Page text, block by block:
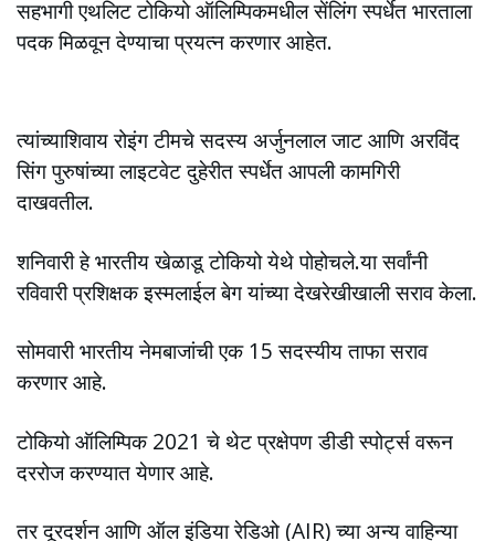
सहभागी एथलिट टोकियो ऑलिम्पिकमधील सेंलिंग स्पर्धेत भारताला
पदक मिळवून देण्याचा प्रयत्न करणार आहेत.
त्यांच्याशिवाय रोइंग टीमचे सदस्य अर्जुनलाल जाट आणि अरविंद
सिंग पुरुषांच्या लाइटवेट दुहेरीत स्पर्धेत आपली कामगिरी
दाखवतील.
शनिवारी हे भारतीय खेळाडू टोकियो येथे पोहोचले.या सर्वांनी
रविवारी प्रशिक्षक इस्मलाईल बेग यांच्या देखरेखीखाली सराव केला.
सोमवारी भारतीय नेमबाजांची एक 15 सदस्यीय ताफा सराव
करणार आहे.
टोकियो ऑलिम्पिक 2021 चे थेट प्रक्षेपण डीडी स्पोर्ट्स वरून
दररोज करण्यात येणार आहे.
तर दूरदर्शन आणि ऑल इंडिया रेडिओ (AIR) च्या अन्य वाहिन्या